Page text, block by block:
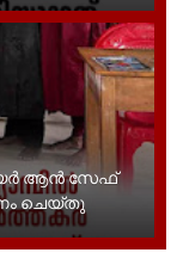
ആൻ സേഫ്
ചെയ്തു